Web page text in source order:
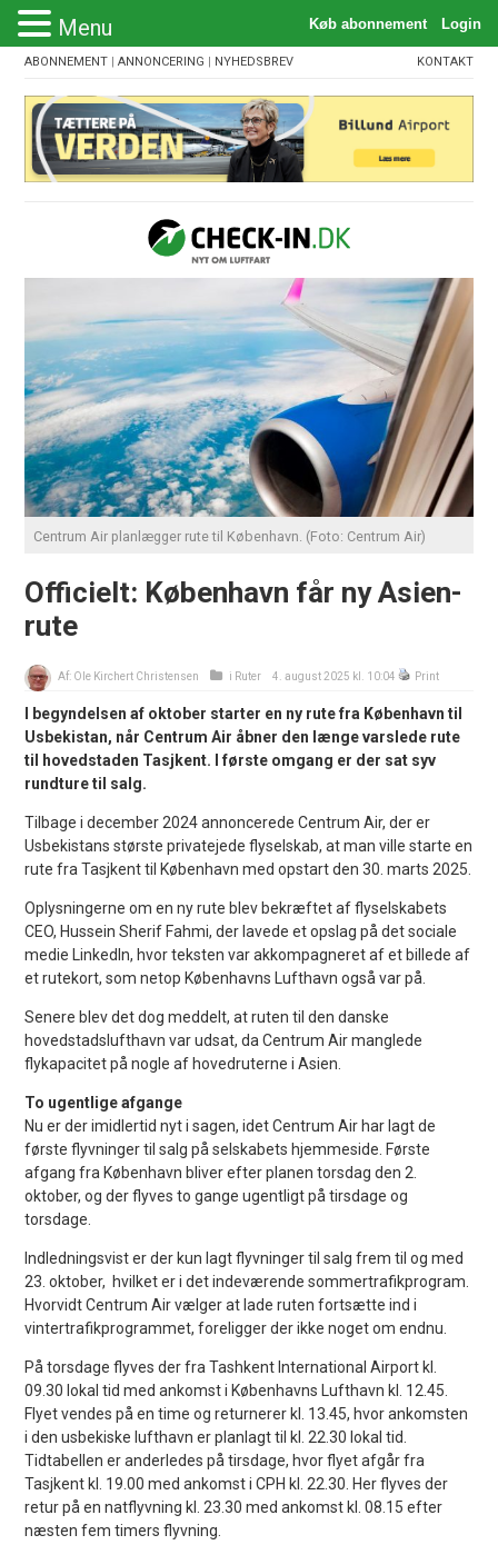
ABONNEMENT |ANNONCERING | NYHEDSBREV KONTAKT
Centrum Air planlægger rute til København. (Foto: Centrum Air)
Officielt: København får ny Asien-
rute
Af: Ole Kirchert Christensen i Ruter 4. august 2025 kl. 10:04 Print
I begyndelsen af oktober starter en ny rute fra København til
Usbekistan, når Centrum Air åbner den længe varslede rute
til hovedstaden Tasjkent. I første omgang er der sat syv
rundture til salg.
Tilbage i december 2024 annoncerede Centrum Air, der er
Usbekistans største privatejede flyselskab, at man ville starte en
rute fra Tasjkent til København med opstart den 30. marts 2025.
Oplysningerne om en ny rute blev bekræftet af flyselskabets
CEO, Hussein Sherif Fahmi, der lavede et opslag på det sociale
medie LinkedIn, hvor teksten var akkompagneret af et billede af
et rutekort, som netop Københavns Lufthavn også var på.
Senere blev det dog meddelt, at ruten til den danske
hovedstadslufthavn var udsat, da Centrum Air manglede
flykapacitet på nogle af hovedruterne i Asien.
To ugentlige afgange
Nu er der imidlertid nyt i sagen, idet Centrum Air har lagt de
første flyvninger til salg på selskabets hjemmeside. Første
afgang fra København bliver efter planen torsdag den 2.
oktober, og der flyves to gange ugentligt på tirsdage og
torsdage.
Indledningsvist er der kun lagt flyvninger til salg frem til og med
23. oktober, hvilket er i det indeværende sommertrafikprogram.
Hvorvidt Centrum Air vælger at lade ruten fortsætte ind i
vintertrafikprogrammet, foreligger der ikke noget om endnu.
På torsdage flyves der fra Tashkent International Airport kl.
09.30 lokal tid med ankomst i Københavns Lufthavn kl. 12.45.
Flyet vendes på en time og returnerer kl. 13.45, hvor ankomsten
i den usbekiske lufthavn er planlagt til kl. 22.30 lokal tid.
Tidtabellen er anderledes på tirsdage, hvor flyet afgår fra
Tasjkent kl. 19.00 med ankomst i CPH kl. 22.30. Her flyves der
retur på en natflyvning kl. 23.30 med ankomst kl. 08.15 efter
næsten fem timers flyvning.
Menu